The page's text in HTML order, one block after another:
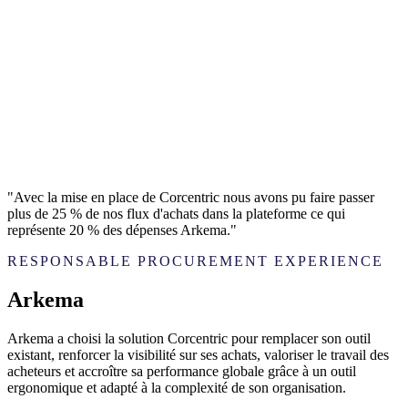
"Avec la mise en place de Corcentric nous avons pu faire passer
plus de 25 % de nos flux d'achats dans la plateforme ce qui
représente 20 % des dépenses Arkema."
RESPONSABLE PROCUREMENT EXPERIENCE
Arkema
Arkema a choisi la solution Corcentric pour remplacer son outil
existant, renforcer la visibilité sur ses achats, valoriser le travail des
acheteurs et accroître sa performance globale grâce à un outil
ergonomique et adapté à la complexité de son organisation.